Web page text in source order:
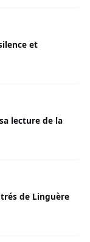
et
lecture de la
de Linguère